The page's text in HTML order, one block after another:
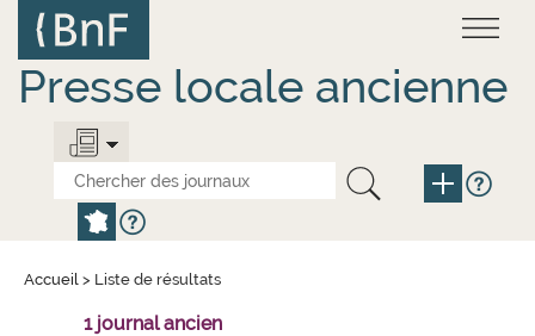
contenu
principal
Presse locale ancienne
Accueil > Liste de résultats
1 journal ancien
Panneau de gestion des cookies